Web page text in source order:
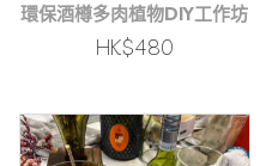
環保酒樽多肉植物DIY工作坊
HK$480